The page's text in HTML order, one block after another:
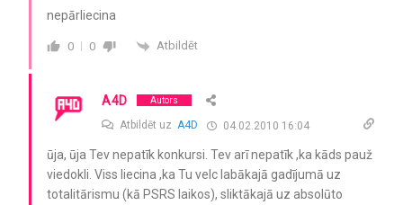
nepārliecina
0 0 Atbildēt
A4D Autors
Atbildēt uz A4D 04.02.2010 16:04
ūja, ūja Tev nepatīk konkursi. Tev arī nepatīk ,ka kāds pauž
viedokli. Viss liecina ,ka Tu velc labākajā gadījumā uz
totalitārismu (kā PSRS laikos), sliktākajā uz absolūto